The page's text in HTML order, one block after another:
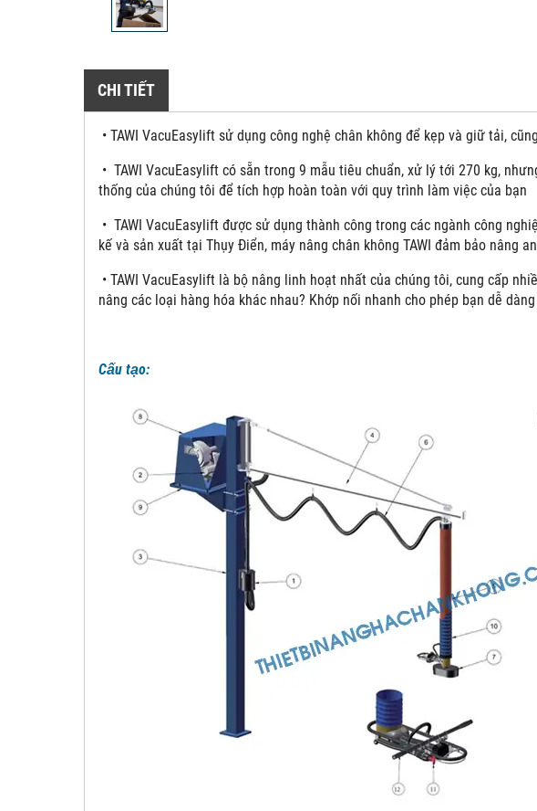
CHI TIẾT
• TAWI VacuEasylift sử dụng công nghệ chân không để kẹp và giữ tải,
• TAWI VacuEasylift có sẵn trong 9 mẫu tiêu chuẩn, xử lý tới 270 kg,
thống của chúng tôi để tích hợp hoàn toàn với quy trình làm việc của bạn
• TAWI VacuEasylift được sử dụng thành công trong các ngành công
kế và sản xuất tại Thụy Điển, máy nâng chân không TAWI đảm bảo
• TAWI VacuEasylift là bộ nâng linh hoạt nhất của chúng tôi, cung cấp
nâng các loại hàng hóa khác nhau? Khớp nối nhanh cho phép bạn dễ
Cấu tạo: